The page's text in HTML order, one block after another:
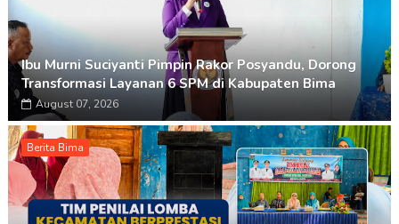
Ibu Murni Suciyanti Pimpin Rakor Posyandu, Dorong
Transformasi Layanan 6 SPM di Kabupaten Bima
August 07, 2026
Berita Bima